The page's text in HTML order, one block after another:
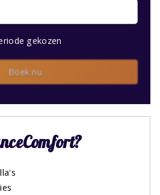
gekozen
Boek nu